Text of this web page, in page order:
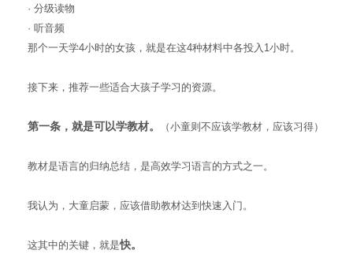
· 分级读物
· 听音频
那个一天学4小时的女孩，就是在这4种材料中各投入1小时。
接下来，推荐一些适合大孩子学习的资源。
第一条，就是可以学教材。 （小童则不应该学教材，应该习得）
教材是语言的归纳总结，是高效学习语言的方式之一。
我认为，大童启蒙，应该借助教材达到快速入门。
这其中的关键，就是快。